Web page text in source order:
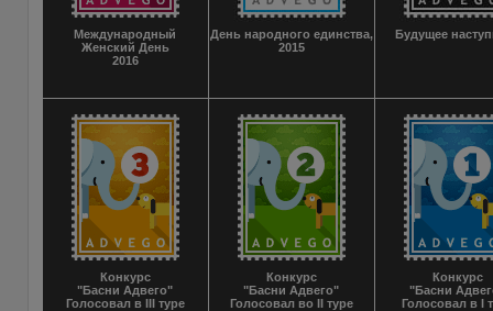
Международный
Женский День
2016
День народного единства,
2015
Будущее
Конкурс
"Басни Адвего"
Голосовал в III туре
Конкурс
"Басни Адвего"
Голосовал во II туре
Конкурс
"Басни
Голосовал в I